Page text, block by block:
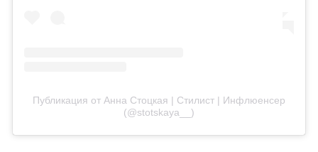
Публикация от Анна Стоцкая | Стилист | Инфлюенсер
(@stotskaya__)